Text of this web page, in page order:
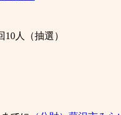
人（抽選）